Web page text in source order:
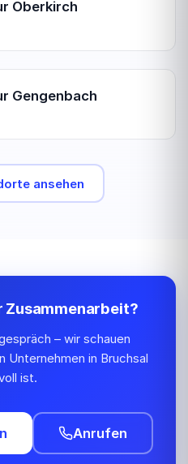
Oberkirch
Gengenbach
ansehen
Zusammenarbeit?
– wir schauen
Unternehmen in Bruchsal
ist.
Anrufen